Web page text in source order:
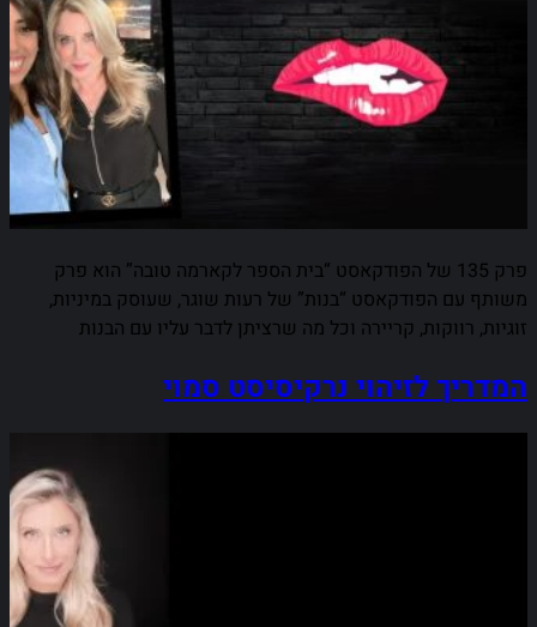
פרק 135 של הפודקאסט “בית הספר לקארמה טובה” הוא פרק
משותף עם הפודקאסט “בנות” של רעות שוגר, שעוסק במיניות,
זוגיות, רווקות, קריירה וכל מה שרציתן לדבר עליו עם הבנות
המדריך לזיהוי נרקיסיסט סמוי